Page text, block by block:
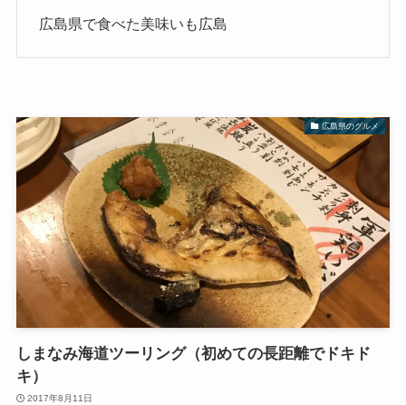
広島県で食べた美味いも広島
広島県のグルメ
しまなみ海道ツーリング（初めての長距離でドキド
キ）
2017年8月11日